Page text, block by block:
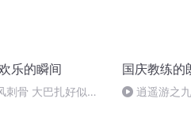
乐的瞬间
刺骨 大巴扎好似温
国庆教练的
逍遥游之